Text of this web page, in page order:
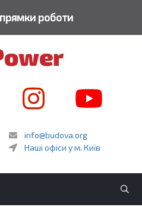
info@budova.org
Наші офіси у м. Київ
роботиToggle